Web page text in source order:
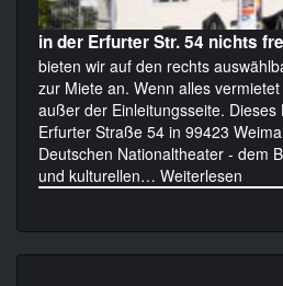
in der Erfurter Str. 54 nichts
bieten wir auf den rechts
zur Miete an. Wenn alles
außer der Einleitungsseite.
Erfurter Straße 54 in 99423
Deutschen Nationaltheater - dem
und kulturellen… Weiterlesen